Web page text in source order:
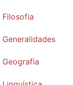
Filosofia
Generalidades
Geografia